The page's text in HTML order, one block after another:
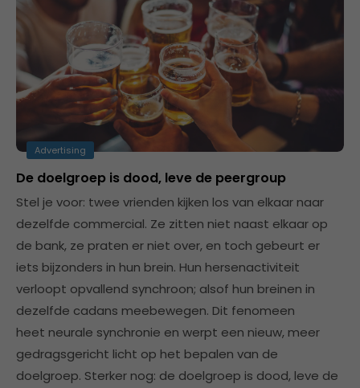
Advertising
De doelgroep is dood, leve de peergroup
Stel je voor: twee vrienden kijken los van elkaar naar
dezelfde commercial. Ze zitten niet naast elkaar op
de bank, ze praten er niet over, en toch gebeurt er
iets bijzonders in hun brein. Hun hersenactiviteit
verloopt opvallend synchroon; alsof hun breinen in
dezelfde cadans meebewegen. Dit fenomeen
heet neurale synchronie en werpt een nieuw, meer
gedragsgericht licht op het bepalen van de
doelgroep. Sterker nog: de doelgroep is dood, leve de